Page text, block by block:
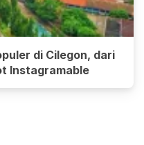
di Cilegon, dari
Instagramable